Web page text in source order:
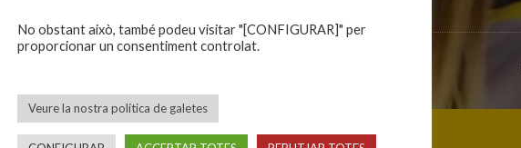
No obstant això, també podeu visitar "[CONFIGURAR]" per
proporcionar un consentiment controlat.
Veure la nostra política de galetes